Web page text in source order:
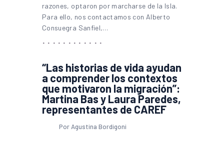
razones, optaron por marcharse de la Isla.
Para ello, nos contactamos con Alberto
Consuegra Sanfiel,…
“Las historias de vida ayudan
a comprender los contextos
que motivaron la migración”:
Martina Bas y Laura Paredes,
representantes de CAREF
Por Agustina Bordigoni